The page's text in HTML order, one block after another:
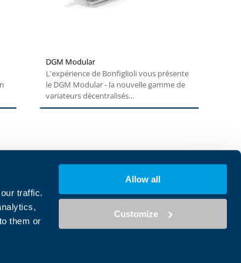
traffic.
them or
Allow all
Customize
DGM Modular
L'expérience de Bonfiglioli vous présente
le DGM Modular - la nouvelle gamme de
variateurs décentralisés...
Code d'éthique du groupe
Whistleblowing
Signaler une vulnérabilité